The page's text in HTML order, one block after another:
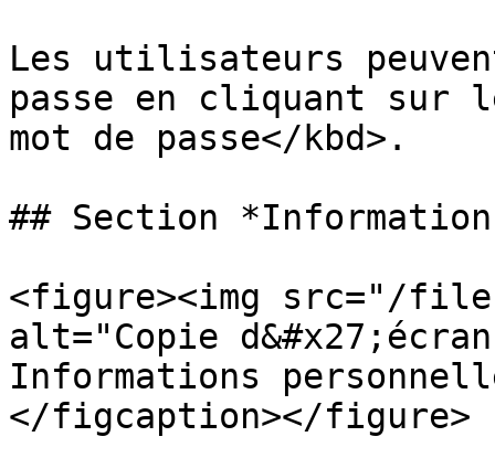
Les utilisateurs
passe en cliquant sur
mot de passe</kbd>.
## Section
<figure><img src="/
alt="Copie
Informations
</figcaption></figure>